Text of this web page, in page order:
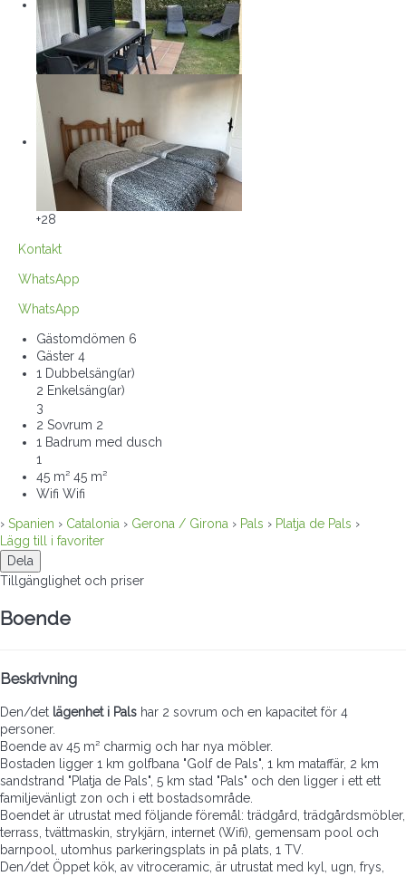
+28
Kontakt
WhatsApp
WhatsApp
Gästomdömen 6
Gäster 4
1 Dubbelsäng(ar)
2 Enkelsäng(ar)
3
2 Sovrum 2
1 Badrum med dusch
1
45 m² 45 m²
Wifi Wifi
› Spanien › Catalonia › Gerona / Girona › Pals › Platja de Pals ›
Lägg till i favoriter
Dela
Tillgänglighet och priser
Boende
Beskrivning
Den/det lägenhet i Pals har 2 sovrum och en kapacitet för 4
personer.
Boende av 45 m² charmig och har nya möbler.
Bostaden ligger 1 km golfbana "Golf de Pals", 1 km mataffär, 2 km
sandstrand "Platja de Pals", 5 km stad "Pals" och den ligger i ett ett
familjevänligt zon och i ett bostadsområde.
Boendet är utrustat med följande föremål: trädgård, trädgårdsmöbler,
terrass, tvättmaskin, strykjärn, internet (Wifi), gemensam pool och
barnpool, utomhus parkeringsplats in på plats, 1 TV.
Den/det Öppet kök, av vitroceramic, är utrustat med kyl, ugn, frys,